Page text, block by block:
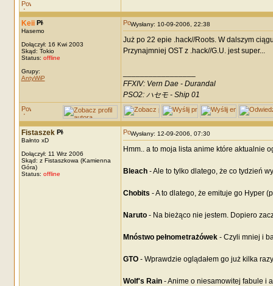
Keii
Hasemo
Dołączył: 16 Kwi 2003
Skąd: Tokio
Status: offline
Grupy:
AntyWiP
Wysłany: 10-09-2006, 22:38
Już po 22 epie .hack//Roots. W dalszym
Przynajmniej OST z .hack//G.U. jest super...
FFXIV: Vern Dae - Durandal
PSO2: ハセモ - Ship 01
Fistaszek
Bałnto xD
Dołączył: 11 Wrz 2006
Skąd: z Fistaszkowa (Kamienna
Góra)
Status: offline
Wysłany: 12-09-2006, 07:30
Hmm.. a to moja lista anime które aktualnie
Bleach- Ale to tylko dlatego, że co tydzień
Chobits - A to dlatego, że emituje go Hyper
Naruto- Na bieżąco nie jestem. Dopiero
Mnóstwo pełnometrażówek- Czyli mniej i
GTO- Wprawdzie oglądałem go już kilka
Wolf's Rain- Anime o niesamowitej fabule i